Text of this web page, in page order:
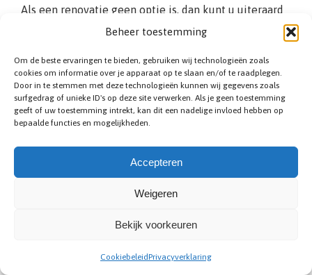
Beheer toestemming
Om de beste ervaringen te bieden, gebruiken wij technologieën zoals
cookies om informatie over je apparaat op te slaan en/of te raadplegen.
Door in te stemmen met deze technologieën kunnen wij gegevens zoals
surfgedrag of unieke ID's op deze site verwerken. Als je geen toestemming
geeft of uw toestemming intrekt, kan dit een nadelige invloed hebben op
bepaalde functies en mogelijkheden.
Accepteren
Weigeren
Bekijk voorkeuren
CookiebeleidPrivacyverklaring
Als een renovatie geen optie is, dan kunt u uiteraard
kiezen voor het plaatsen van een nieuwe keuken.
om hiervoor een specialist uit Kraainem in te
schakelen. Hij helpt u gedurende het gehele proces
en denkt met u mee over praktische zaken. Waar
komt de koelkast te staan bijvoorbeeld, maar ook:
naar welke kant wilt u de keukenkasten open
draaien? Als u de nieuwe keuken vervolgens laat
plaatsen door één van de experts uit ons netwerk, dan
Zo hoeft u zich nergens zorgen over te maken.
Prijstabel: nieuwe keuken